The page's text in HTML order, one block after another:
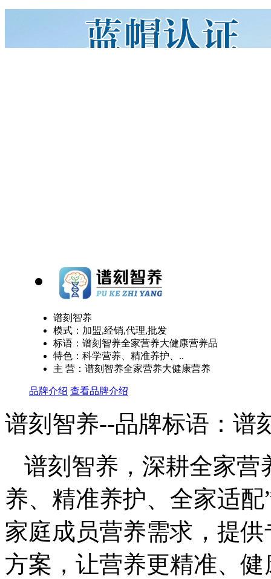
谱刻智养
模式：加盟,经销,代理,批发
标语：谱刻智养全家营养大健康营养品
特色：科学营养、精准养护、..
主 营：谱刻智养全家营养大健康营养
品牌介绍 查看品牌介绍
谱刻智养--品牌标语： 谱
谱刻智养，深耕全家营
养、精准养护、全家适
家庭成员营养需求，提
方案，让营养更精准、